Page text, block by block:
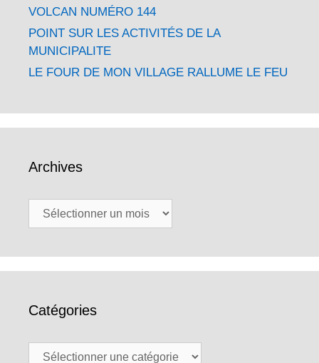
VOLCAN NUMÉRO 144
POINT SUR LES ACTIVITÉS DE LA
MUNICIPALITE
LE FOUR DE MON VILLAGE RALLUME LE FEU
Archives
Archives
Catégories
Catégories